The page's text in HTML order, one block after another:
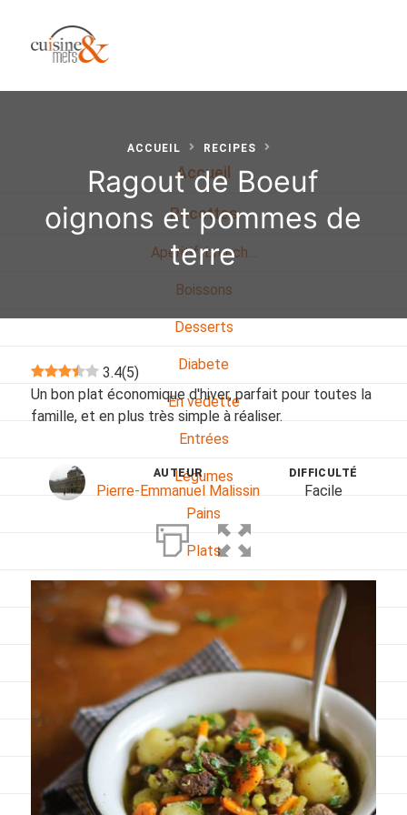
Accueil
Recettes
Apéritif, brunch…
Boissons
Desserts
Diabete
En vedette
Entrées
Légumes
Pains
Plats
Poissons, coquillages, crustacés
Régime
Sans gluten
Sans lactose
Sans sel
Sauces et accompagnements
ACCUEIL RECIPES
Ragout de Boeuf
oignons et pommes de
terre
3.4(5)
Un bon plat économique d'hiver, parfait pour toutes la
famille, et en plus très simple à réaliser.
AUTEUR
Pierre-Emmanuel Malissin
DIFFICULTÉ
Facile